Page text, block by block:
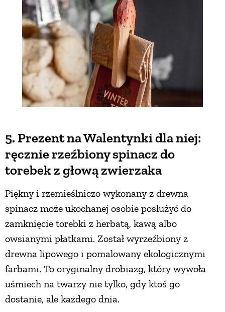
5. Prezent na Walentynki dla niej:
ręcznie rzeźbiony spinacz do
torebek z głową zwierzaka
Piękny i rzemieślniczo wykonany z drewna
spinacz może ukochanej osobie posłużyć do
zamknięcie torebki z herbatą, kawą albo
owsianymi płatkami. Został wyrzeźbiony z
drewna lipowego i pomalowany ekologicznymi
farbami. To oryginalny drobiazg, który wywoła
uśmiech na twarzy nie tylko, gdy ktoś go
dostanie, ale każdego dnia.